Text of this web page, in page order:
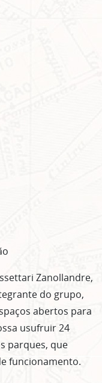
Zanollandre,
do grupo,
abertos para
usufruir 24
parques, que
funcionamento.